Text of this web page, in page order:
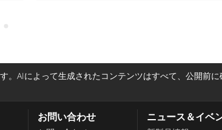
。AIによって生成されたコンテンツはすべて、公開前
お問い合わせ ニュース＆イベ